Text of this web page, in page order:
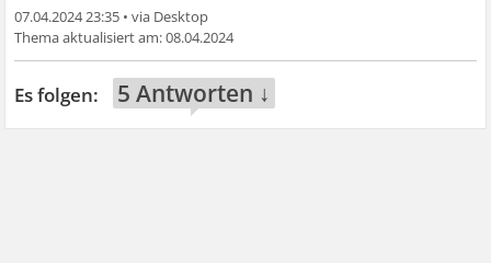
07.04.2024 23:35 •
08.04.2024
5 Antworten ↓